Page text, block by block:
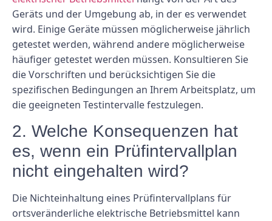
Geräts und der Umgebung ab, in der es verwendet
wird. Einige Geräte müssen möglicherweise jährlich
getestet werden, während andere möglicherweise
häufiger getestet werden müssen. Konsultieren Sie
die Vorschriften und berücksichtigen Sie die
spezifischen Bedingungen an Ihrem Arbeitsplatz, um
die geeigneten Testintervalle festzulegen.
2. Welche Konsequenzen hat
es, wenn ein Prüfintervallplan
nicht eingehalten wird?
Die Nichteinhaltung eines Prüfintervallplans für
ortsveränderliche elektrische Betriebsmittel kann